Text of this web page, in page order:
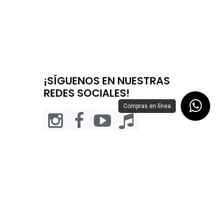
¡SÍGUENOS EN NUESTRAS
REDES SOCIALES!
Compras en línea